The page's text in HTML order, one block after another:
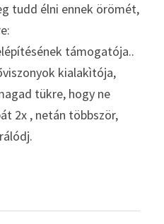
tudd élni ennek örömét,
támogatója..
kialakìtója,
tükre, hogy ne
2x , netán többször,